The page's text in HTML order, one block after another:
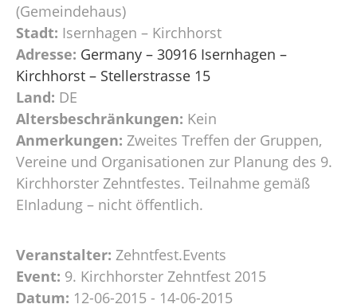
(Gemeindehaus)
Stadt: Isernhagen – Kirchhorst
Adresse: Germany – 30916 Isernhagen –
Kirchhorst – Stellerstrasse 15
Land: DE
Altersbeschränkungen: Kein
Anmerkungen: Zweites Treffen der Gruppen,
Vereine und Organisationen zur Planung des 9.
Kirchhorster Zehntfestes. Teilnahme gemäß
EInladung – nicht öffentlich.
Veranstalter: Zehntfest.Events
Event: 9. Kirchhorster Zehntfest 2015
Datum: 12-06-2015 - 14-06-2015